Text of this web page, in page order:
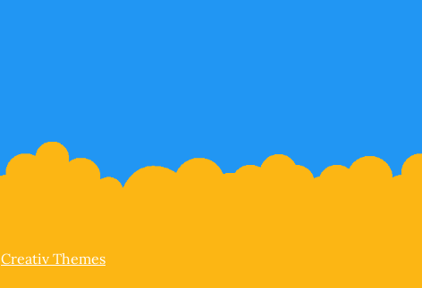
Creativ Themes